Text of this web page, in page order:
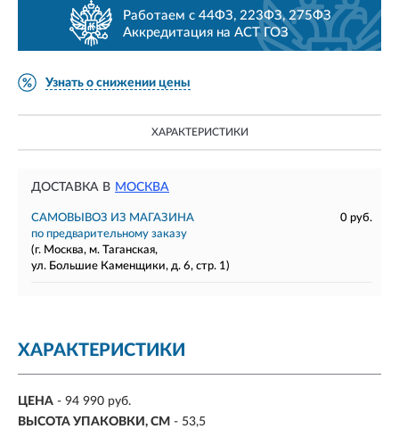
Работаем с 44ФЗ, 223ФЗ, 275ФЗ
Аккредитация на АСТ ГОЗ
Узнать о снижении цены
ХАРАКТЕРИСТИКИ
ДОСТАВКА В МОСКВА
САМОВЫВОЗ ИЗ МАГАЗИНА
0 руб.
по предварительному заказу
(г. Москва, м. Таганская,
ул. Большие Каменщики, д. 6, стр. 1)
ХАРАКТЕРИСТИКИ
ЦЕНА - 94 990 руб.
ВЫСОТА УПАКОВКИ, СМ - 53,5